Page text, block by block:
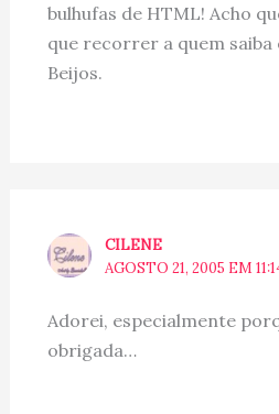
bulhufas de HTML! Acho
que recorrer a quem saiba
Beijos.
CILENE
AGOSTO 21, 2005 EM
Adorei, especialmente
obrigada…